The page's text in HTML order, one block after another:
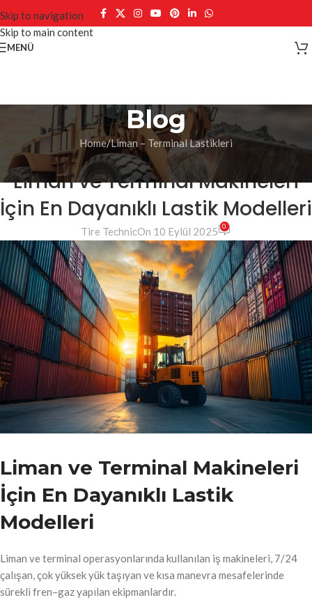
Skip to navigation
Skip to main content
MENÜ
Blog
Home Liman – Terminal Lastikleri
LIMAN – TERMINAL LASTIKLERI
Liman ve Terminal Makineleri
İçin En Dayanıklı Lastik Modelleri
Tire TechnicOn 10 Eylül 2025 0
Liman ve Terminal Makineleri
İçin En Dayanıklı Lastik
Modelleri
Liman ve terminal operasyonlarında kullanılan iş makineleri, 7/24
çalışan, çok yüksek yük taşıyan ve kısa manevra mesafelerinde
sürekli fren–gaz yapılan ekipmanlardır.